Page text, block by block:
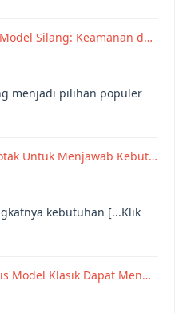
Silang: Keamanan d…
menjadi pilihan populer
Untuk Menjawab Kebut…
kebutuhan [...Klik
Model Klasik Dapat Men…